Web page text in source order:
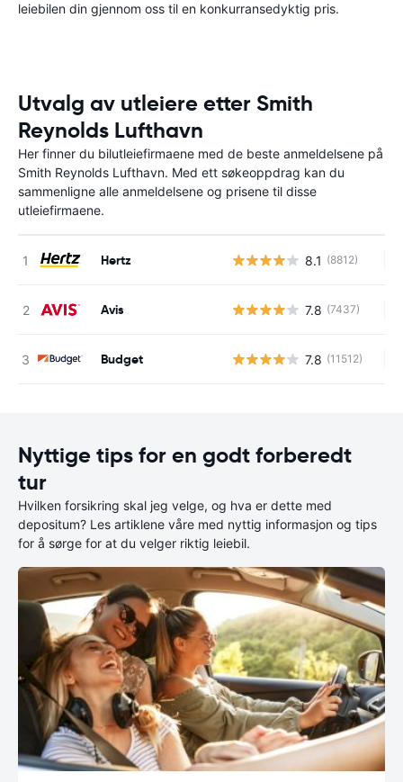
leiebilen din gjennom oss til en konkurransedyktig pris.
Utvalg av utleiere etter Smith
Reynolds Lufthavn
Her finner du bilutleiefirmaene med de beste anmeldelsene på
Smith Reynolds Lufthavn. Med ett søkeoppdrag kan du
sammenligne alle anmeldelsene og prisene til disse
utleiefirmaene.
Hertz 8.1 (8812)
Avis 7.8 (7437)
Budget 7.8 (11512)
Nyttige tips for en godt forberedt
tur
Hvilken forsikring skal jeg velge, og hva er dette med
depositum? Les artiklene våre med nyttig informasjon og tips
for å sørge for at du velger riktig leiebil.